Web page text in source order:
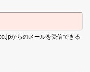
からのメールを受信できる